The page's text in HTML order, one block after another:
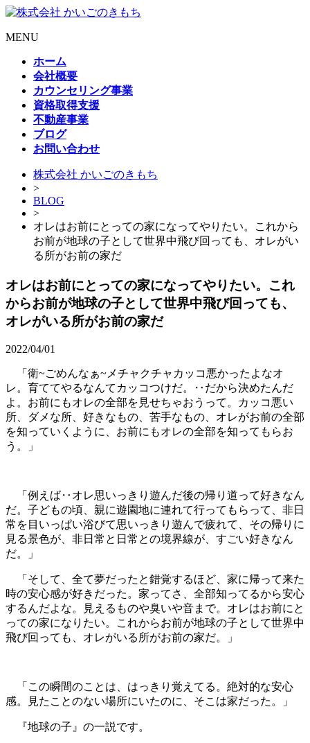
MENU
ホーム
会社概要
カウンセリング事業
資格取得支援
不動産事業
ブログ
お問い合わせ
株式会社 かいごのきもち
>
BLOG
>
オレはお前にとっての家になってやりたい。これから
お前が地球の子として世界中飛び回っても、オレがい
る所がお前の家だ
オレはお前にとっての家になってやりたい。これ
からお前が地球の子として世界中飛び回っても、
オレがいる所がお前の家だ
2022/04/01
「衛~ごめんなぁ~メチャクチャカッコ悪かったよなオ
レ。育ててやるなんてカッコつけだ。‥だから決めたんだ
よ。お前にもオレの全部を見せちゃおうって。カッコ悪い
所、ダメな所、好きなもの、苦手なもの、オレがお前の全部
を知っていくように、お前にもオレの全部を知ってもらお
う。」
「例えば‥オレ思いっきり遊んだ後の帰り道って好きなん
だ。子どもの頃、親に遊園地に連れて行ってもらって、非日
常を目いっぱい浴びて思いっきり遊んで疲れて、その帰りに
見る景色が、非日常と日常との境界線が、すごい好きなん
だ。」
「そして、全て夢だったと錯覚するほど、家に帰って来た
時の安心感が好きだった。家ってさ、全部知ってるから安心
するんだよな。見えるものや臭いや音まで。オレはお前にと
っての家になりたい。これからお前が地球の子として世界中
飛び回っても、オレがいる所がお前の家だ。」
「この瞬間のことは、はっきり覚えてる。絶対的な安心
感。見たことのない場所にいたのに、そこは家だった。」
『地球の子』の一説です。